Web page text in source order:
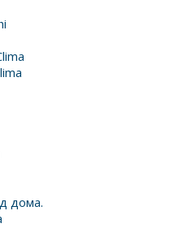
дома.